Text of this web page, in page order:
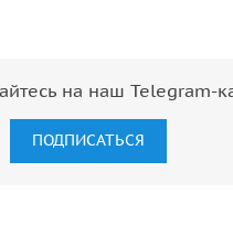
на наш Telegram-
ПОДПИСАТЬСЯ